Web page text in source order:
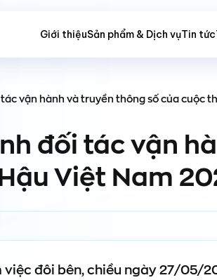
Giới thiệuSản phẩm & Dịch vụTin tức
vận hành và truyền thông số của cuộc
đối tác vận
Việt Nam
việc đôi bên, chiều ngày 27/05/